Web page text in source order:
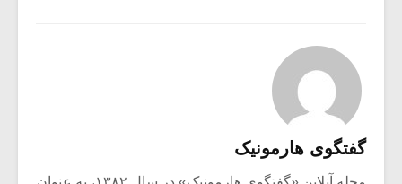
گفتگوی هارمونیک